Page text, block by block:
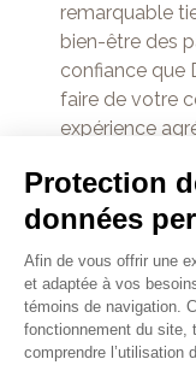
remarquable
bien-être des
confiance que
faire de votre
expérience
Dre Véronic
associations
Ordre des
Association
Québec
Membre